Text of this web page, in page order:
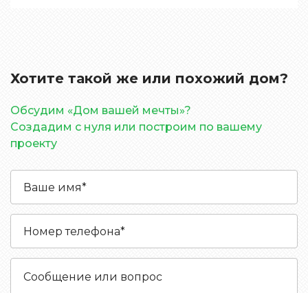
Хотите такой же или похожий дом?
Обсудим «Дом вашей мечты»?
Создадим с нуля или построим по вашему
проекту